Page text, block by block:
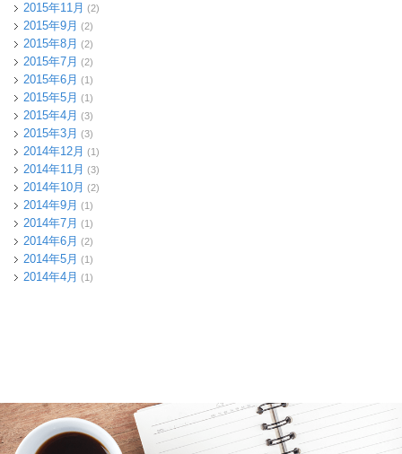
2015年11月 (2)
2015年9月 (2)
2015年8月 (2)
2015年7月 (2)
2015年6月 (1)
2015年5月 (1)
2015年4月 (3)
2015年3月 (3)
2014年12月 (1)
2014年11月 (3)
2014年10月 (2)
2014年9月 (1)
2014年7月 (1)
2014年6月 (2)
2014年5月 (1)
2014年4月 (1)